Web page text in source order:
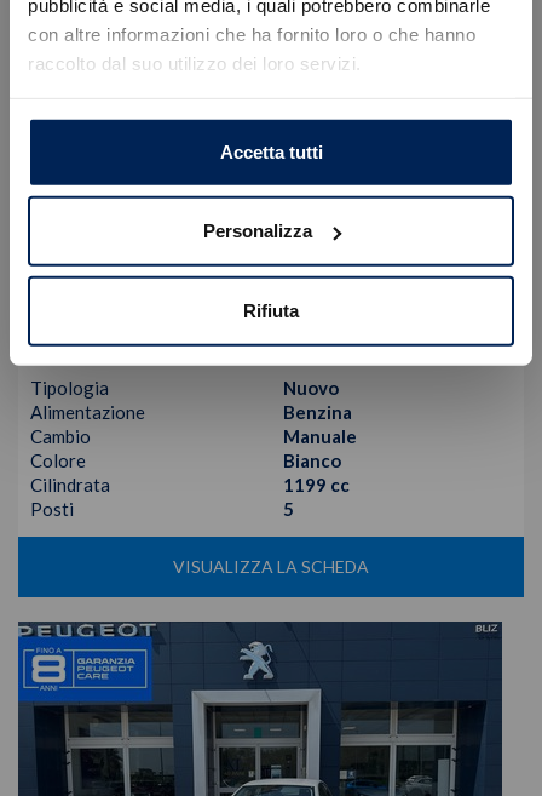
pubblicità e social media, i quali potrebbero combinarle
con altre informazioni che ha fornito loro o che hanno
raccolto dal suo utilizzo dei loro servizi.
Accetta tutti
Personalizza
Rifiuta
Peugeot208
23.375 € 17.170€
Tipologia
Nuovo
Alimentazione
Benzina
Cambio
Manuale
Colore
Bianco
Cilindrata
1199 cc
Posti
5
VISUALIZZA LA SCHEDA
Caricamento veicoli non riuscito